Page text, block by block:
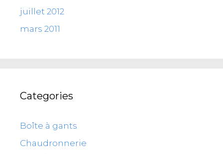
juillet 2012
mars 2011
Categories
Boîte à gants
Chaudronnerie